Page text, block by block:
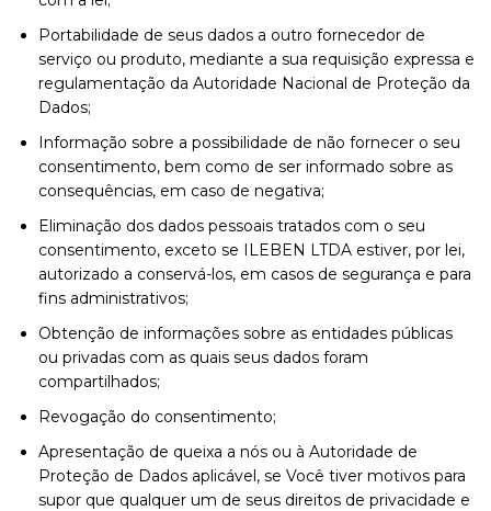
Portabilidade de seus dados a outro fornecedor de
serviço ou produto, mediante a sua requisição expressa e
regulamentação da Autoridade Nacional de Proteção da
Dados;
Informação sobre a possibilidade de não fornecer o seu
consentimento, bem como de ser informado sobre as
consequências, em caso de negativa;
Eliminação dos dados pessoais tratados com o seu
consentimento, exceto se ILEBEN LTDA estiver, por lei,
autorizado a conservá-los, em casos de segurança e para
fins administrativos;
Obtenção de informações sobre as entidades públicas
ou privadas com as quais seus dados foram
compartilhados;
Revogação do consentimento;
Apresentação de queixa a nós ou à Autoridade de
Proteção de Dados aplicável, se Você tiver motivos para
supor que qualquer um de seus direitos de privacidade e